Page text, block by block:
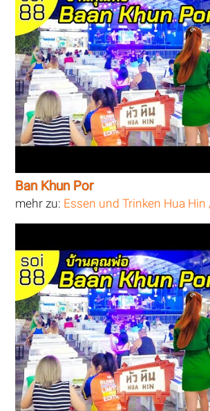
Ban Khun Por
mehr zu: Essen und Trinken Hua Hin